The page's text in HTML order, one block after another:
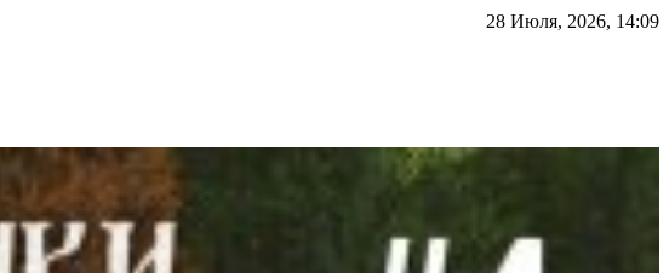
28 Июля, 2026, 14:09